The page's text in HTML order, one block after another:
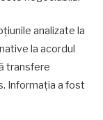
analizate la
la acordul
transfere
Informația a fost